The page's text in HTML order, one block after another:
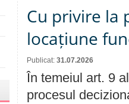
Cu privire la
locațiune
Publicat: 31.07.2026
În temeiul art. 9
procesul